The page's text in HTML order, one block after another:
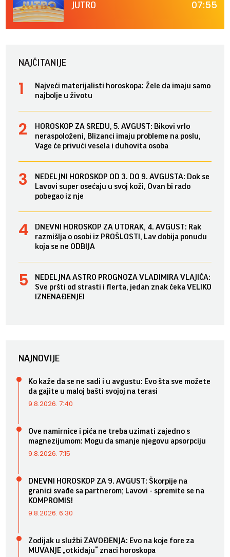
JUTRO 07:55
NAJČITANIJE
Najveći materijalisti horoskopa: Žele da imaju samo
najbolje u životu
HOROSKOP ZA SREDU, 5. AVGUST: Bikovi vrlo
neraspoloženi, Blizanci imaju probleme na poslu,
Vage će privući vesela i duhovita osoba
NEDELJNI HOROSKOP OD 3. DO 9. AVGUSTA: Dok se
Lavovi super osećaju u svoj koži, Ovan bi rado
pobegao iz nje
DNEVNI HOROSKOP ZA UTORAK, 4. AVGUST: Rak
razmišlja o osobi iz PROŠLOSTI, Lav dobija ponudu
koja se ne ODBIJA
NEDELJNA ASTRO PROGNOZA VLADIMIRA VLAJIĆA:
Sve pršti od strasti i flerta, jedan znak čeka VELIKO
IZNENAĐENJE!
NAJNOVIJE
Ko kaže da se ne sadi i u avgustu: Evo šta sve možete
da gajite u maloj bašti svojoj na terasi
9.8.2026. 7:40
Ove namirnice i pića ne treba uzimati zajedno s
magnezijumom: Mogu da smanje njegovu apsorpciju
9.8.2026. 7:15
DNEVNI HOROSKOP ZA 9. AVGUST: Škorpije na
granici svađe sa partnerom; Lavovi - spremite se na
KOMPROMIS!
9.8.2026. 6:30
Zodijak u službi ZAVOĐENJA: Evo na koje fore za
MUVANJE „otkidaju“ znaci horoskopa